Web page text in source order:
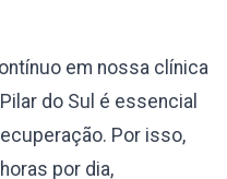
em nossa clínica
do Sul é essencial
Por isso,
por dia,